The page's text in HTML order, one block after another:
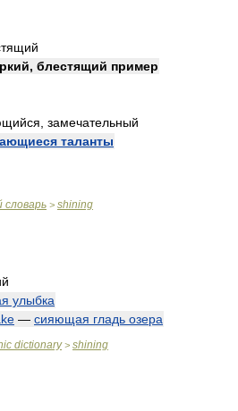
блестящий пример
замечательный
таланты
словарь > shining
улыбка
— сияющая гладь озера
dictionary> shining